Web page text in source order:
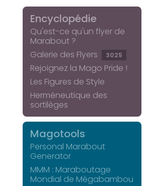
Encyclopédie
Qu'est-ce qu'un flyer de
Marabout ?
Galerie des Flyers
3025
Rejoignez la Mago Pride !
Les Figures de Style
Herméneutique des
sortilèges
Magotools
Personal Marabout
Generator
MMM : Maraboutage
Mondial de Mégabambou